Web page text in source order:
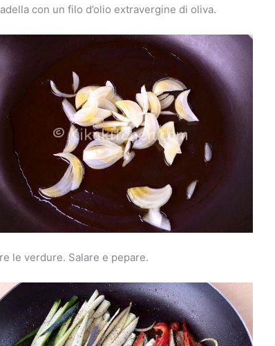
con un filo d’olio extravergine di oliva.
le verdure. Salare e pepare.